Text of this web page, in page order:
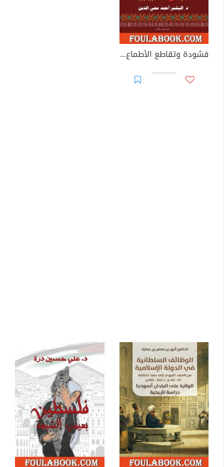
فشودة وتقاطع الأطماع الدولية في السودان